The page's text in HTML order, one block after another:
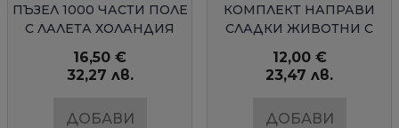
БЪРЗ ПРЕГЛЕД
ПЪЗЕЛ 1000 ЧАСТИ ПОЛЕ
С ЛАЛЕТА ХОЛАНДИЯ
16,50 €
32,27 лв.
ДОБАВИ
БЪРЗ ПРЕГЛЕД
КОМПЛЕКТ НАПРАВИ
СЛАДКИ ЖИВОТНИ С
12,00 €
23,47 лв.
ДОБАВИ